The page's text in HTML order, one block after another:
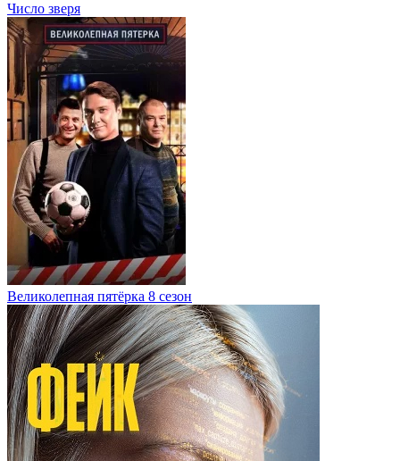
Число зверя
Великолепная пятёрка 8 сезон